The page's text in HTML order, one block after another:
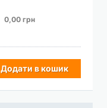
0,00 грн
Додати в кошик